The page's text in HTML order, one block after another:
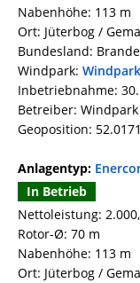
Nabenhöhe: 113 m
Ort: Jüterbog /
Bundesland:
Windpark:
Inbetriebnahme:
Betreiber: Windpark
Geoposition:
Anlagentyp:
In Betrieb
Nettoleistung:
Rotor-Ø: 70 m
Nabenhöhe: 113 m
Ort: Jüterbog /